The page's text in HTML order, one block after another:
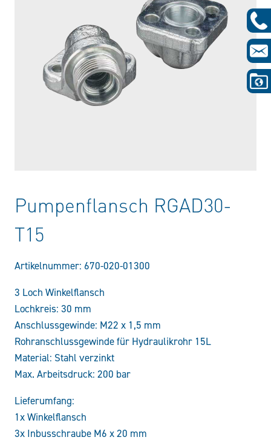
Pumpenflansch RGAD30-
T15
Artikelnummer: 670-020-01300
3 Loch Winkelflansch
Lochkreis: 30 mm
Anschlussgewinde: M22 x 1,5 mm
Rohranschlussgewinde für Hydraulikrohr 15L
Material: Stahl verzinkt
Max. Arbeitsdruck: 200 bar
Lieferumfang:
1x Winkelflansch
3x Inbusschraube M6 x 20 mm